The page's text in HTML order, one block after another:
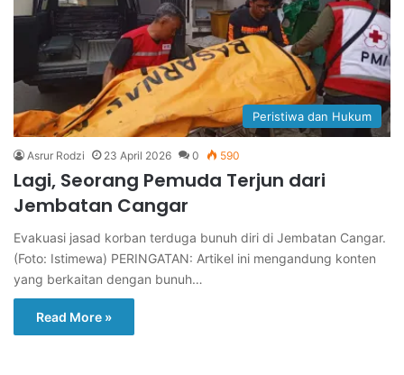
Peristiwa dan Hukum
Asrur Rodzi 23 April 2026 0 590
Lagi, Seorang Pemuda Terjun dari
Jembatan Cangar
Evakuasi jasad korban terduga bunuh diri di Jembatan Cangar.
(Foto: Istimewa) PERINGATAN: Artikel ini mengandung konten
yang berkaitan dengan bunuh…
Read More »